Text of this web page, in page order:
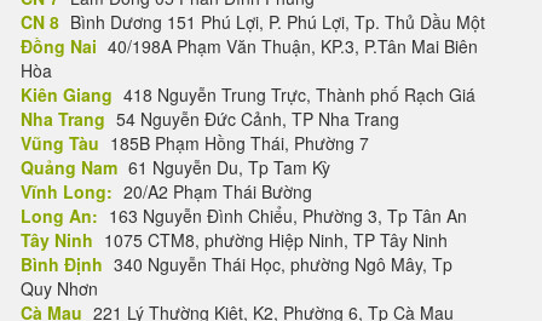
CN 8 Bình Dương 151 Phú Lợi, P. Phú Lợi, Tp. Thủ Dầu Một
Đồng Nai 40/198A Phạm Văn Thuận, KP.3, P.Tân Mai Biên
Hòa
Kiên Giang 418 Nguyễn Trung Trực, Thành phố Rạch Giá
Nha Trang 54 Nguyễn Đức Cảnh, TP Nha Trang
Vũng Tàu 185B Phạm Hồng Thái, Phường 7
Quảng Nam 61 Nguyễn Du, Tp Tam Kỳ
Vĩnh Long: 20/A2 Phạm Thái Bường
Long An: 163 Nguyễn Đình Chiểu, Phường 3, Tp Tân An
Tây Ninh 1075 CTM8, phường Hiệp Ninh, TP Tây Ninh
Bình Định 340 Nguyễn Thái Học, phường Ngô Mây, Tp
Quy Nhơn
Cà Mau 221 Lý Thường Kiệt, K2, Phường 6, Tp Cà Mau